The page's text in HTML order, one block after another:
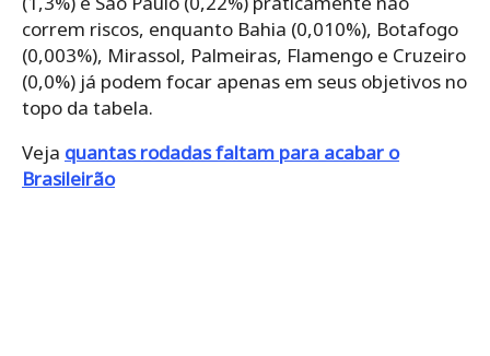
correm riscos, enquanto Bahia (0,010%), Botafogo
(0,003%), Mirassol, Palmeiras, Flamengo e Cruzeiro
(0,0%) já podem focar apenas em seus objetivos no
topo da tabela.
Veja quantas rodadas faltam para acabar o
Brasileirão